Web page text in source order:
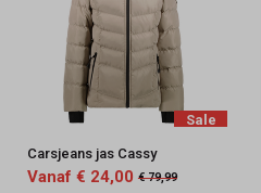
Sale
Carsjeans jas Cassy
Vanaf € 24,00 € 79,99